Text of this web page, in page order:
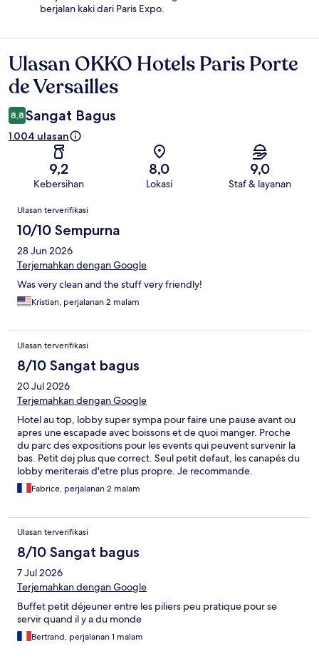
berjalan kaki dari Paris Expo.
Ulasan
Ulasan OKKO Hotels Paris Porte
de Versailles
8,8 Sangat Bagus
1.004 ulasan
9,2
Kebersihan
8,0
Lokasi
9,0
Staf & layanan
Ulasan
Ulasan terverifikasi
10/10 Sempurna
28 Jun 2026
Terjemahkan dengan Google
Was very clean and the stuff very friendly!
Kristian, perjalanan 2 malam
Ulasan terverifikasi
8/10 Sangat bagus
20 Jul 2026
Terjemahkan dengan Google
Hotel au top, lobby super sympa pour faire une pause avant ou
apres une escapade avec boissons et de quoi manger. Proche
du parc des expositions pour les events qui peuvent survenir la
bas. Petit dej plus que correct. Seul petit defaut, les canapés du
lobby meriterais d'etre plus propre. Je recommande.
Fabrice, perjalanan 2 malam
Ulasan terverifikasi
8/10 Sangat bagus
7 Jul 2026
Terjemahkan dengan Google
Buffet petit déjeuner entre les piliers peu pratique pour se
servir quand il y a du monde
Bertrand, perjalanan 1 malam